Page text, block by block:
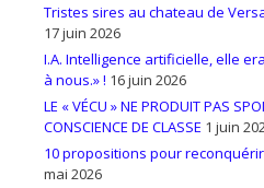
Tristes sires au chateau de
17 juin 2026
I.A. Intelligence artificielle, elle
à nous.» ! 16 juin 2026
LE « VÉCU » NE PRODUIT PAS
CONSCIENCE DE CLASSE 1 juin
10 propositions pour
mai 2026